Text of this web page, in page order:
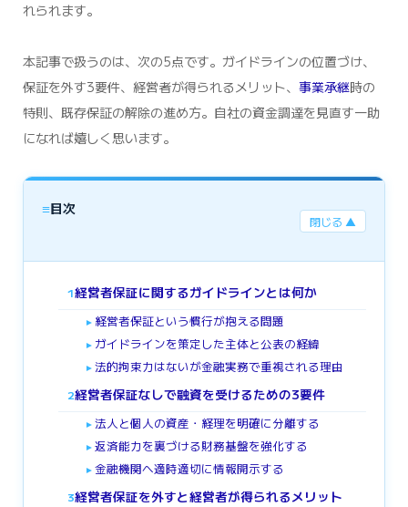
れられます。
本記事で扱うのは、次の5点です。ガイドラインの位置づけ、
保証を外す3要件、経営者が得られるメリット、 事業承継時の
特則、既存保証の解除の進め方。自社の資金調達を見直す一助
になれば嬉しく思います。
≡目次
閉じる ▲
1経営者保証に関するガイドラインとは何か
► 経営者保証という慣行が抱える問題
► ガイドラインを策定した主体と公表の経緯
► 法的拘束力はないが金融実務で重視される理由
2経営者保証なしで融資を受けるための3要件
► 法人と個人の資産・経理を明確に分離する
► 返済能力を裏づける財務基盤を強化する
► 金融機関へ適時適切に情報開示する
3経営者保証を外すと経営者が得られるメリット